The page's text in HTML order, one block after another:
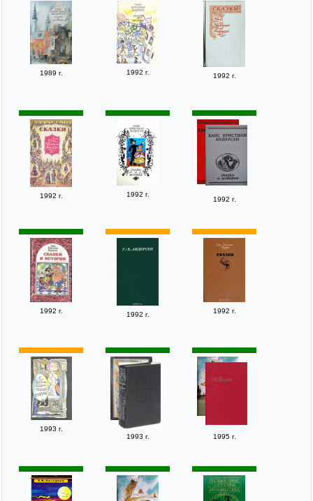
1989 г. 1992 г. 1992 г.
1992 г. 1992 г.
1992 г.
1992 г. 1992 г. 1992 г.
1993 г.
1993 г.
1995 г.